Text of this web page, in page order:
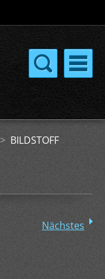
> BILDSTOFF
Nächstes